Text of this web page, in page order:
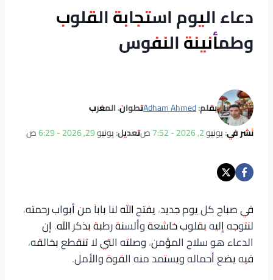
دعاء اليوم استجابة القلوب
وطمأنينة النفوس
بقلم:Adham Ahmedتطوان، المغرب
نُشر في:يونيو 2, 2026 - 7:52 ص تعديل:يونيو 29, 2026 - 6:29 ص
في صباح كل يوم جديد، يفتح الله لنا باباً من أبواب رحمته،
لنتوجه إليه بقلوب خاشعة وألسنة رطبة بذكر الله. إن
الدعاء هو سلاح المؤمن، وصلته التي لا تنقطع بخالقه،
فيه يضع أحماله ويستمد منه القوة والأمل.